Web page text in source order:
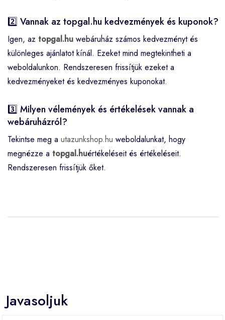
2️⃣ Vannak az topgal.hu kedvezmények és kuponok?
Igen, az topgal.hu webáruház számos kedvezményt és
különleges ajánlatot kínál. Ezeket mind megtekintheti a
weboldalunkon. Rendszeresen frissítjük ezeket a
kedvezményeket és kedvezményes kuponokat.
3️⃣ Milyen vélemények és értékelések vannak a
webáruházról?
Tekintse meg a utazunkshop.hu weboldalunkat, hogy
megnézze a topgal.huértékeléseit és értékeléseit.
Rendszeresen frissítjük őket.
Javasoljuk